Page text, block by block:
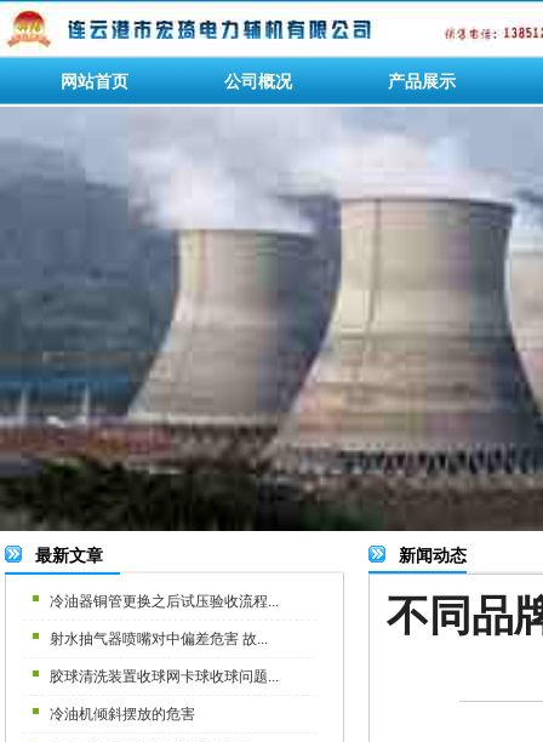
网站首页 公司概况 产品展示
最新文章
冷油器铜管更换之后试压验收流程...
射水抽气器喷嘴对中偏差危害 故...
胶球清洗装置收球网卡球收球问题...
冷油机倾斜摆放的危害
新闻动态
不同品